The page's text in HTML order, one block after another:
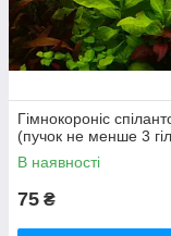
Гімнокороніс
(пучок не менше 3
В наявності
75 ₴